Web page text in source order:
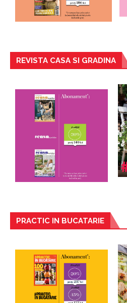
REVISTA CASA SI GRADINA
PRACTIC IN BUCATARIE